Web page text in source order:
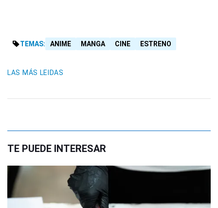
TEMAS: ANIME MANGA CINE ESTRENO
LAS MÁS LEIDAS
TE PUEDE INTERESAR